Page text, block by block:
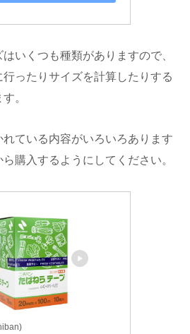
はいくつも種類がありますので、
ったりサイズを計算したりする
。
ている内容がいろいろあります
購入するようにしてください。